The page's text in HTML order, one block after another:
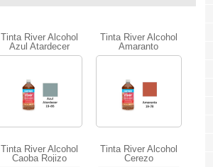
Tinta River Alcohol
Azul Atardecer
Tinta River Alcohol
Amaranto
Tinta River Alcohol
Caoba Rojizo
Tinta River Alcohol
Cerezo